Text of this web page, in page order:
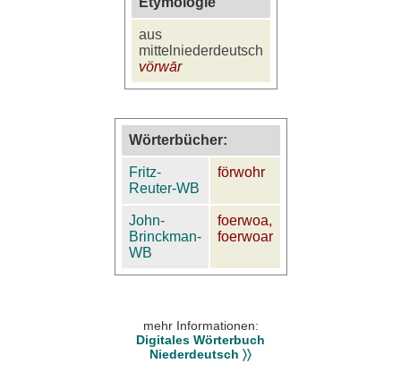
aus
mittelniederdeutsch
vörwār
Wörterbücher:
Fritz-
Reuter-WB
förwohr
John-
Brinckman-
WB
foerwoa,
foerwoar
mehr Informationen:
Digitales Wörterbuch
Niederdeutsch 〉〉